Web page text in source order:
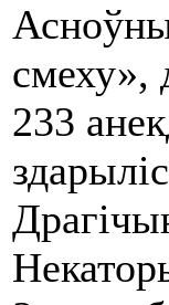
смеху»,
233